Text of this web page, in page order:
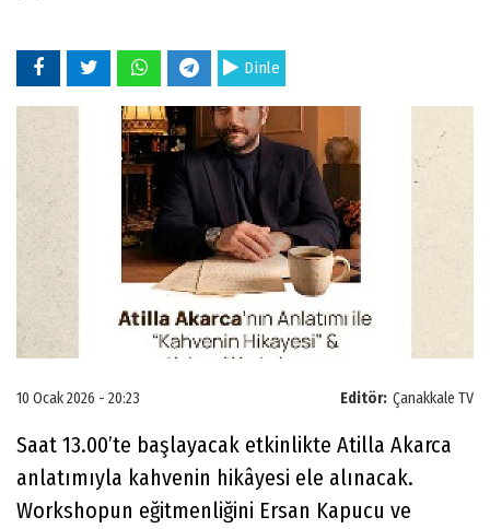
Dinle
Editör: Çanakkale TV
10 Ocak 2026 - 20:23
Saat 13.00’te başlayacak etkinlikte Atilla Akarca
anlatımıyla kahvenin hikâyesi ele alınacak.
Workshopun eğitmenliğini Ersan Kapucu ve